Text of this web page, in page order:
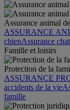
Assurance animal
ASSURANCE
chienAssurance chat
Famille et loisirs
Protection de la
ASSURANCE
accidents de la vie
famille